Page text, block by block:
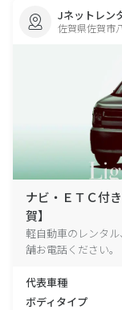
Jネットレン
佐賀県佐賀市
ナビ・ＥＴＣ付
賀】
軽自動車のレンタ
舗お電話ください。
代表車種
ボディタイプ